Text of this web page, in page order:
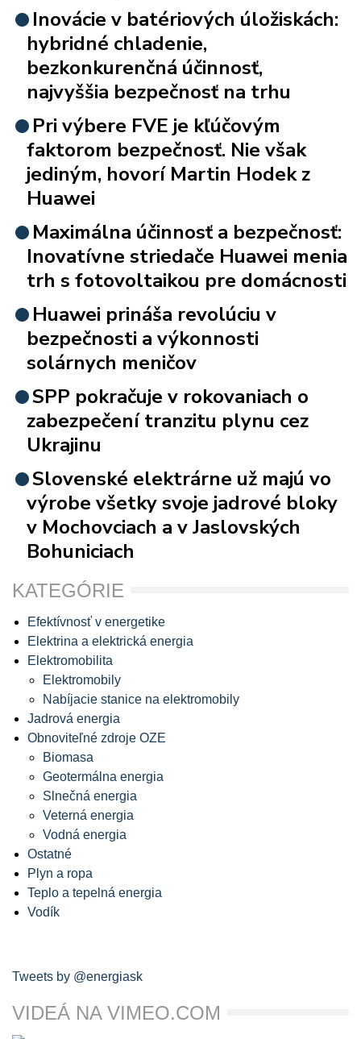
Inovácie v batériových úložiskách:
hybridné chladenie,
bezkonkurenčná účinnosť,
najvyššia bezpečnosť na trhu
Pri výbere FVE je kľúčovým
faktorom bezpečnosť. Nie však
jediným, hovorí Martin Hodek z
Huawei
Maximálna účinnosť a bezpečnosť:
Inovatívne striedače Huawei menia
trh s fotovoltaikou pre domácnosti
Huawei prináša revolúciu v
bezpečnosti a výkonnosti
solárnych meničov
SPP pokračuje v rokovaniach o
zabezpečení tranzitu plynu cez
Ukrajinu
Slovenské elektrárne už majú vo
výrobe všetky svoje jadrové bloky
v Mochovciach a v Jaslovských
Bohuniciach
KATEGÓRIE
Efektívnosť v energetike
Elektrina a elektrická energia
Elektromobilita
Elektromobily
Nabíjacie stanice na elektromobily
Jadrová energia
Obnoviteľné zdroje OZE
Biomasa
Geotermálna energia
Slnečná energia
Veterná energia
Vodná energia
Ostatné
Plyn a ropa
Teplo a tepelná energia
Vodík
Tweets by @energiask
VIDEÁ NA VIMEO.COM